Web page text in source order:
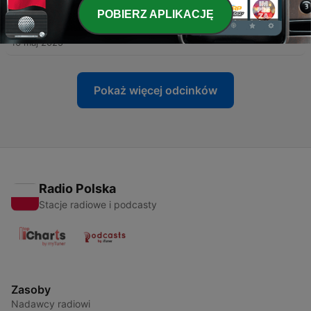
31 - NTNP - EPISODIO 107 - 16/05/2025
16 maj 2025
Pokaż więcej odcinków
Radio Polska
Stacje radiowe i podcasty
Zasoby
Nadawcy radiowi
POBIERZ APLIKACJĘ